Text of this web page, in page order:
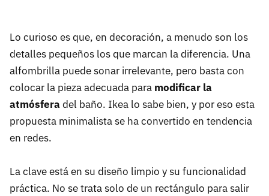
Lo curioso es que, en decoración, a menudo son los
detalles pequeños los que marcan la diferencia. Una
alfombrilla puede sonar irrelevante, pero basta con
colocar la pieza adecuada para modificar la
atmósferadel baño. Ikea lo sabe bien, y por eso esta
propuesta minimalista se ha convertido en tendencia
en redes.
La clave está en su diseño limpio y su funcionalidad
práctica. No se trata solo de un rectángulo para salir